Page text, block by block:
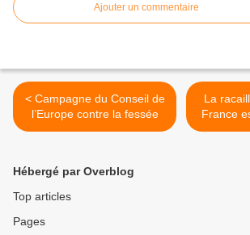
Ajouter un commentaire
< Campagne du Conseil de
l’Europe contre la fessée
La
France
racaille
Hébergé par Overblog
Top articles
Pages